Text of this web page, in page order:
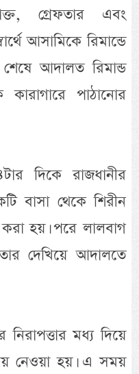
গ্রেফতার এবং
আসামিকে রিমান্ডে
আদালত রিমান্ড
পাঠানোর
দিকে রাজধানীর
বাসা থেকে শিরীন
হয়। পরে লালবাগ
দেখিয়ে আদালতে
মধ্য দিয়ে
নেওয়া হয়। এ সময়